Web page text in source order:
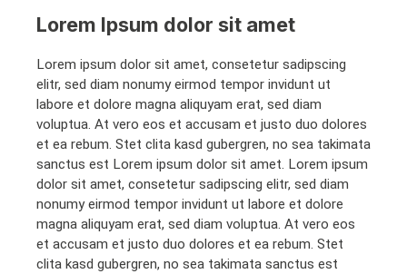
Lorem Ipsum dolor sit amet
Lorem ipsum dolor sit amet, consetetur sadipscing
elitr, sed diam nonumy eirmod tempor invidunt ut
labore et dolore magna aliquyam erat, sed diam
voluptua. At vero eos et accusam et justo duo dolores
et ea rebum. Stet clita kasd gubergren, no sea takimata
sanctus est Lorem ipsum dolor sit amet. Lorem ipsum
dolor sit amet, consetetur sadipscing elitr, sed diam
nonumy eirmod tempor invidunt ut labore et dolore
magna aliquyam erat, sed diam voluptua. At vero eos
et accusam et justo duo dolores et ea rebum. Stet
clita kasd gubergren, no sea takimata sanctus est